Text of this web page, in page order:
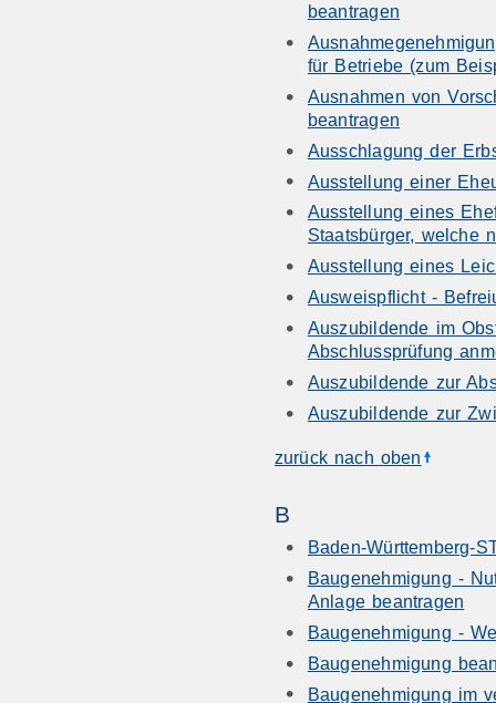
beantragen
für Betriebe (zum
Ausnahmen von
beantragen
Ausschlagung der
Ausstellung einer
Ausstellung eines
Staatsbürger, welche
Ausstellung eines
Ausweispflicht -
Auszubildende im
Abschlussprüfung
Auszubildende zur
Auszubildende zur
zurück nach oben
B
Baden-Württemberg-
Baugenehmigung -
Anlage beantragen
Baugenehmigung -
Baugenehmigung
Baugenehmigung im